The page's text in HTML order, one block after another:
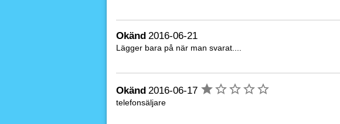
Okänd 2016-06-21
Lägger bara på när man svarat....
Okänd 2016-06-17
telefonsäljare